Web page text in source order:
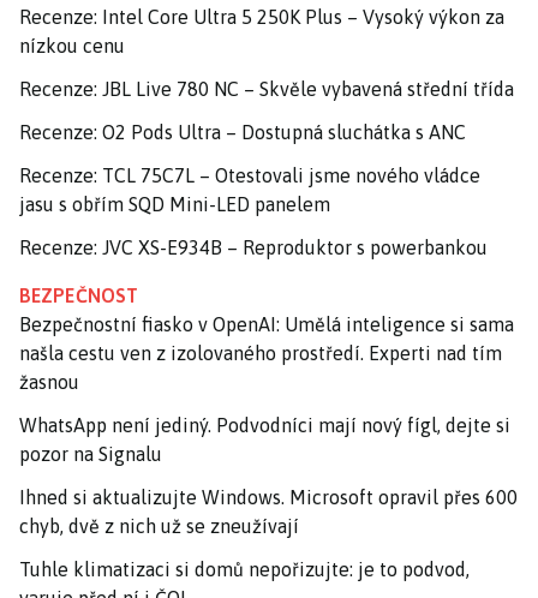
Recenze: Intel Core Ultra 5 250K Plus – Vysoký výkon za
nízkou cenu
Recenze: JBL Live 780 NC – Skvěle vybavená střední třída
Recenze: O2 Pods Ultra – Dostupná sluchátka s ANC
Recenze: TCL 75C7L – Otestovali jsme nového vládce
jasu s obřím SQD Mini-LED panelem
Recenze: JVC XS-E934B – Reproduktor s powerbankou
BEZPEČNOST
Bezpečnostní fiasko v OpenAI: Umělá inteligence si sama
našla cestu ven z izolovaného prostředí. Experti nad tím
žasnou
WhatsApp není jediný. Podvodníci mají nový fígl, dejte si
pozor na Signalu
Ihned si aktualizujte Windows. Microsoft opravil přes 600
chyb, dvě z nich už se zneužívají
Tuhle klimatizaci si domů nepořizujte: je to podvod,